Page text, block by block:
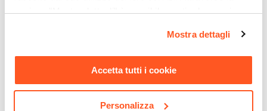
sezione "Mostra dettagli" è possibile gestire le proprie
momento. Per maggiori informazioni si invita a leggere la
nostraCookie Policy.
Mostra dettagli
Accetta tutti i cookie
Personalizza
Sifone di scarico quadrato
per lavabi sospesi o
appoggio con regolazione
€ 31,00